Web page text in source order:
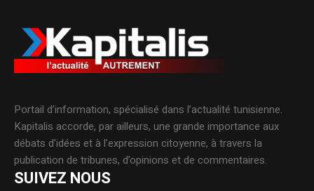
Portail d’information, spécialisé dans l’actualité tunisienne.
Kapitalis accorde, par ailleurs, une grande importance aux
débats d’idées et à l’expression citoyenne, à travers la
publication de tribunes, d’opinions et de commentaires.
SUIVEZ NOUS